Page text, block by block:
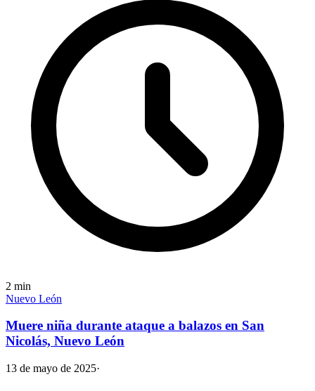
2 min
Nuevo León
Muere niña durante ataque a balazos en San
Nicolás, Nuevo León
13 de mayo de 2025·